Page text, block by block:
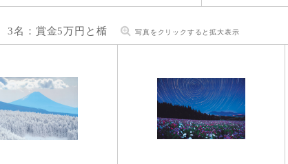
3名：賞金5万円と楯 写真をクリックすると拡大表示